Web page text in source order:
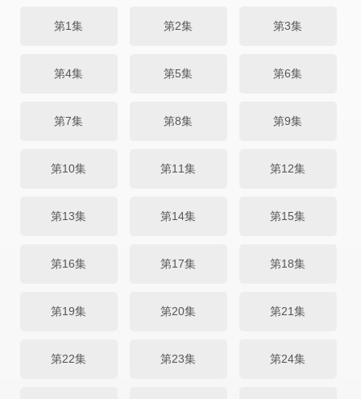
第1集 第2集 第3集
第4集 第5集 第6集
第7集 第8集 第9集
第10集 第11集 第12集
第13集 第14集 第15集
第16集 第17集 第18集
第19集 第20集 第21集
第22集 第23集 第24集